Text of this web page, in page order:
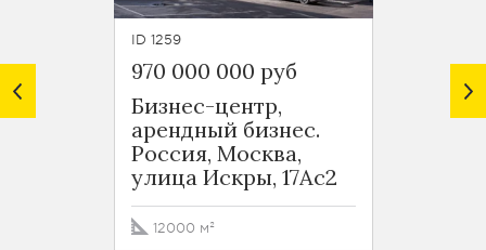
ID 1259
970 000 000 руб
Бизнес-центр,
арендный бизнес.
Россия, Москва,
улица Искры, 17Ас2
12000 м²
200